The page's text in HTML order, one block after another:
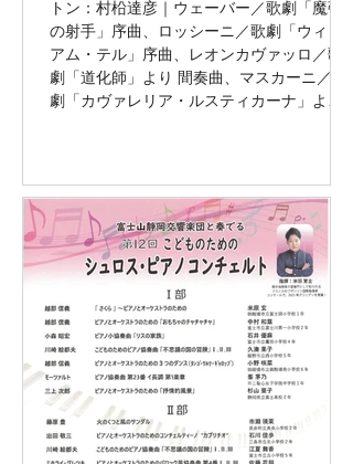
トン：村柗達彦｜ウェーバー／歌劇「魔弾
の射手」序曲、ロッシーニ／歌劇「ウィリ
アム・テル」序曲、レオンカヴァッロ／歌
劇「道化師」より 間奏曲、マスカーニ／歌
劇「カヴァレリア・ルスティカーナ」より
ルメン』（キンボー・イシイ版）より 抜粋
演奏「ハバネラ」、「セギディーリャ」、
「ロマの踊り」、「闘牛士の歌」ほか